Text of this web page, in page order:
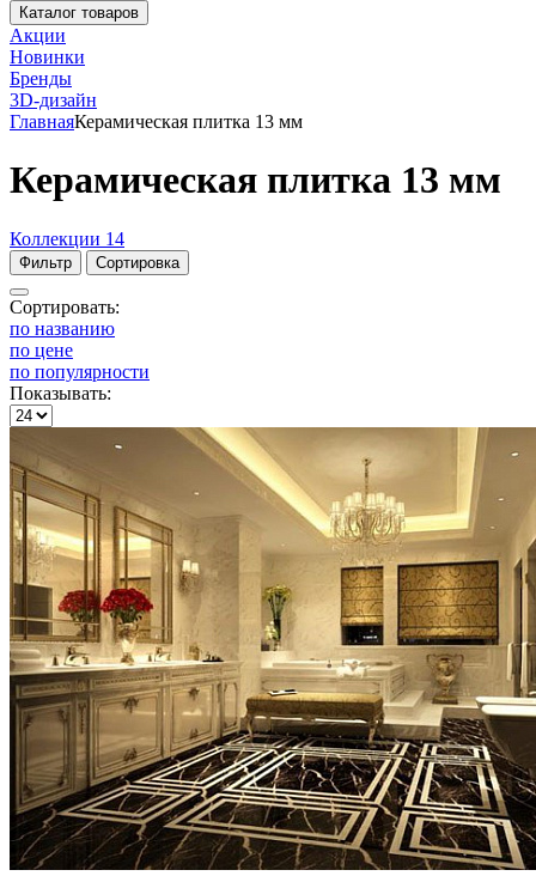
Каталог товаров
Акции
Новинки
Бренды
3D-дизайн
ГлавнаяКерамическая плитка 13 мм
Керамическая плитка 13 мм
Коллекции 14
Фильтр Сортировка
Сортировать:
по названию
по цене
по популярности
Показывать: